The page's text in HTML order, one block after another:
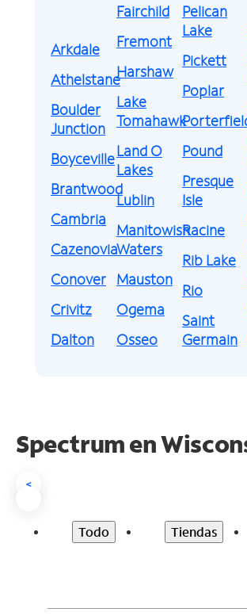
Arkdale
Athelstane
Boulder
Junction
Boyceville
Brantwood
Cambria
Cazenovia
Conover
Crivitz
Dalton
Fairchild
Fremont
Harshaw
Lake
Tomahawk
Land O
Lakes
Lublin
Manitowish
Waters
Mauston
Ogema
Osseo
Pelican
Lake
Pickett
Poplar
Pound
Presque
Isle
Racine
Rib Lake
Rio
Saint
Germain
Spectrum en
<
Todo Tiendas